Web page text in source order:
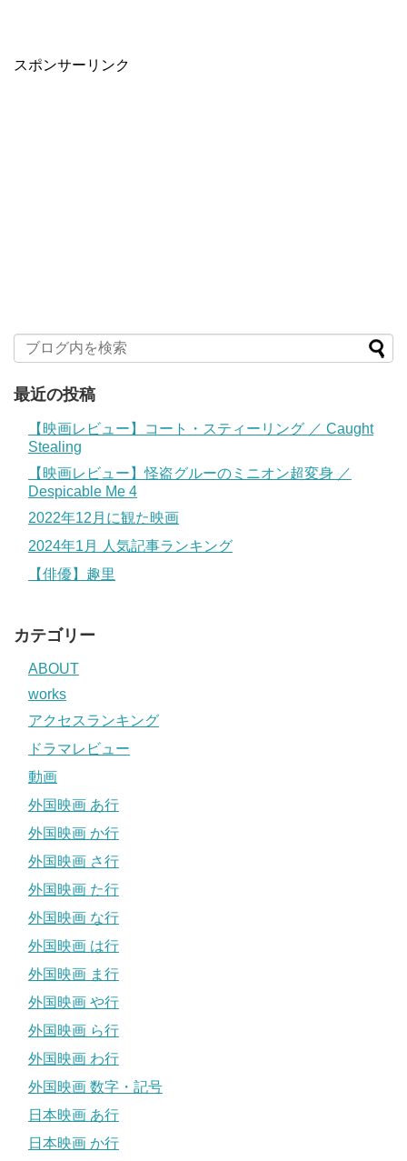
スポンサーリンク
最近の投稿
【映画レビュー】コート・スティーリング ／ Caught
Stealing
【映画レビュー】怪盗グルーのミニオン超変身 ／
Despicable Me 4
2022年12月に観た映画
2024年1月 人気記事ランキング
【俳優】趣里
カテゴリー
ABOUT
works
アクセスランキング
ドラマレビュー
動画
外国映画 あ行
外国映画 か行
外国映画 さ行
外国映画 た行
外国映画 な行
外国映画 は行
外国映画 ま行
外国映画 や行
外国映画 ら行
外国映画 わ行
外国映画 数字・記号
日本映画 あ行
日本映画 か行